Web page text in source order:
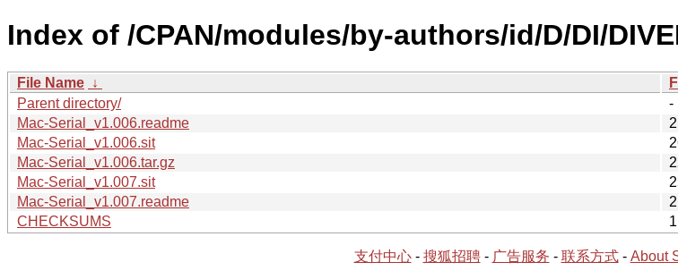
Index of /CPAN/modules/by-authors/id/D/DI/
File Name ↓
Parent directory/
-
Mac-Serial_v1.006.readme
Mac-Serial_v1.006.sit
Mac-Serial_v1.006.tar.gz
Mac-Serial_v1.007.sit
Mac-Serial_v1.007.readme
CHECKSUMS
支付中心- 搜狐招聘- 广告服务 - 联系方式- About